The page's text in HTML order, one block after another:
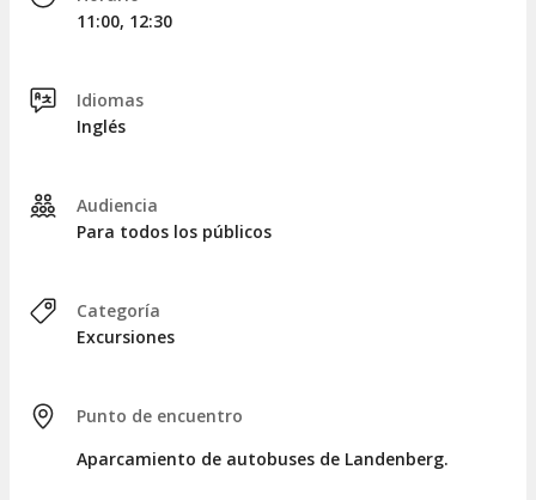
Cantones, donde apreciaréis el lago y las montañas desde
una perspectiva única.
Lucerna después de 5,5 horas de recorrido.
Cambios en el itinerario
Del 19 de octubre al 27 de noviembre de 2026
caso, recibiréis un ticket de comida.
El 28 y el 29 de noviembre de 2026
paseo en barco, pero se proporcionará un
comida, válido en los restaurantes del monte
Pilatus, con un valor de 20CHF para adultos y
11:00, 12:30
Idiomas
Inglés
Audiencia
Para todos los públicos
Categoría
Excursiones
Punto de encuentro
Aparcamiento de autobuses de Landenberg.